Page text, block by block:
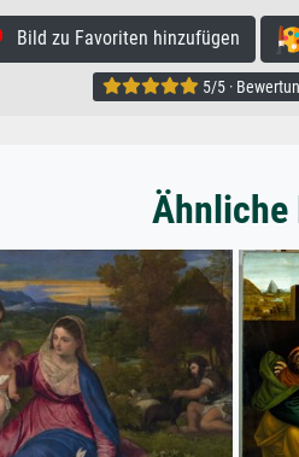
Bild zu Favoriten hinzufügen
5/5 ·
Ähnliche